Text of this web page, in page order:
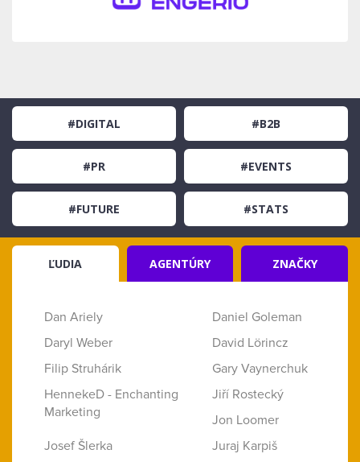
#DIGITAL #B2B
#PR #EVENTS
#FUTURE #STATS
ĽUDIA AGENTÚRY ZNAČKY
Dan Ariely
Daniel Goleman
Daryl Weber
David Lörincz
Filip Struhárik
Gary Vaynerchuk
HennekeD - Enchanting
Marketing
Jiří Rostecký
Jon Loomer
Josef Šlerka
Juraj Karpiš